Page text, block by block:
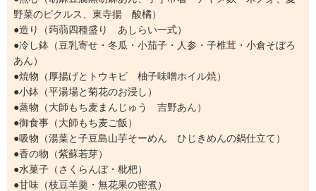
野菜のピクルス、東寺揚 酸橘）
●造り（蒟蒻四種盛り あしらい一式）
●冷し鉢（豆乳寄せ・冬瓜・小茄子・人参・子椎茸・小倉そぼろ
あん）
●焼物（厚揚げとトウキビ 柚子味噌ホイル焼）
●小鉢（平湯場と菊花のお浸し）
●蒸物（大師もち麦まんじゅう 吉野あん）
●御食事（大師もち麦ご飯）
●吸物（湯葉と子豆島山芋そーめん ひじきめんの鍋仕立て）
●香の物（紫蘇若芽）
●水菓子（さくらんぼ・枇杷）
●甘味（枝豆羊羹・無花果の密煮）